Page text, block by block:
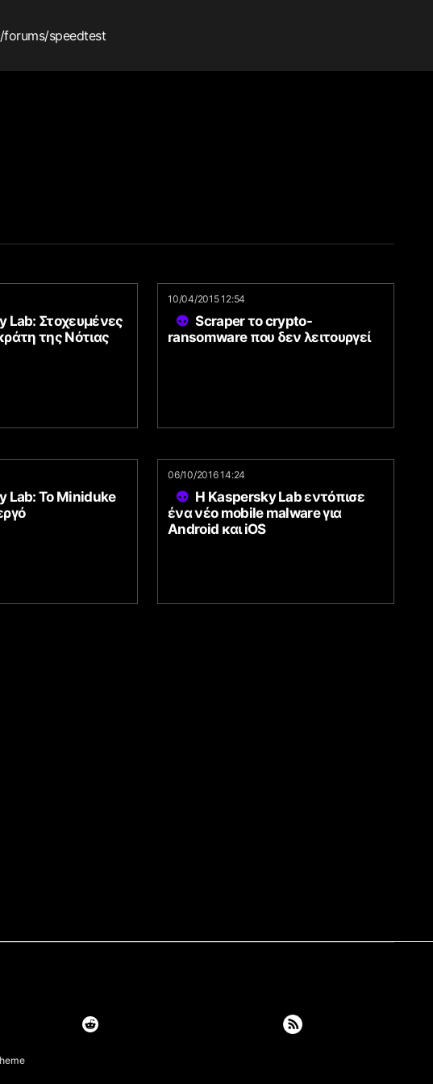
/forums/speedtest
Lab: Στοχευμένες
της Νότιας
10/04/2015 12:54
Scraper το crypto-
ransomware που δεν λειτουργεί
Lab: To Miniduke
06/10/2016 14:24
Η Kaspersky Lab εντόπισε
ένα νέο mobile malware για
Android και iOS